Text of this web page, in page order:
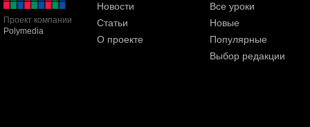
Проект компании
Polymedia
Новости
Статьи
О проекте
Все уроки
Новые
Популярные
Выбор редакции